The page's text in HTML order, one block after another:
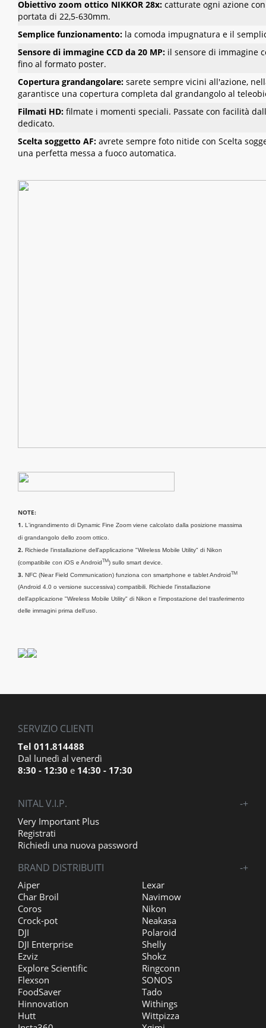
Obiettivo zoom ottico NIKKOR 28x: catturate ogni azione
portata di 22,5-630mm.
Semplice funzionamento: la comoda impugnatura e il
Sensore di immagine CCD da 20 MP: il sensore di immagine
fino al formato poster.
Copertura grandangolare: sarete sempre vicini all'azione,
garantisce una copertura completa dal grandangolo al
Filmati HD: filmate i momenti speciali. Passate con facilità
dedicato.
Scelta soggetto AF: avrete sempre foto nitide con Scelta
una perfetta messa a fuoco automatica.
NOTE:
1. L'ingrandimento di Dynamic Fine Zoom viene calcolato dalla posizione massima
di grandangolo dello zoom ottico.
2. Richiede l'installazione dell'applicazione "Wireless Mobile Utility" di Nikon
(compatibile con iOS e AndroidTM) sullo smart device.
3. NFC (Near Field Communication) funziona con smartphone e tablet AndroidTM
(Android 4.0 o versione successiva) compatibili. Richiede l'installazione
dell'applicazione "Wireless Mobile Utility" di Nikon e l'impostazione del trasferimento
delle immagini prima dell'uso.
SERVIZIO CLIENTI
Tel 011.814488
Dal lunedì al venerdì
8:30 - 12:30 e 14:30 - 17:30
NITAL V.I.P. +
-
Very Important Plus
Registrati
Richiedi una nuova password
BRAND DISTRIBUITI +
-
Aiper
Char Broil
Coros
Crock-pot
DJI
DJI Enterprise
Ezviz
Explore Scientific
Flexson
FoodSaver
Hinnovation
Hutt
Lexar
Navimow
Nikon
Neakasa
Polaroid
Shelly
Shokz
Ringconn
SONOS
Tado
Withings
Wittpizza